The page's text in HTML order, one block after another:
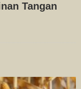
Tangan